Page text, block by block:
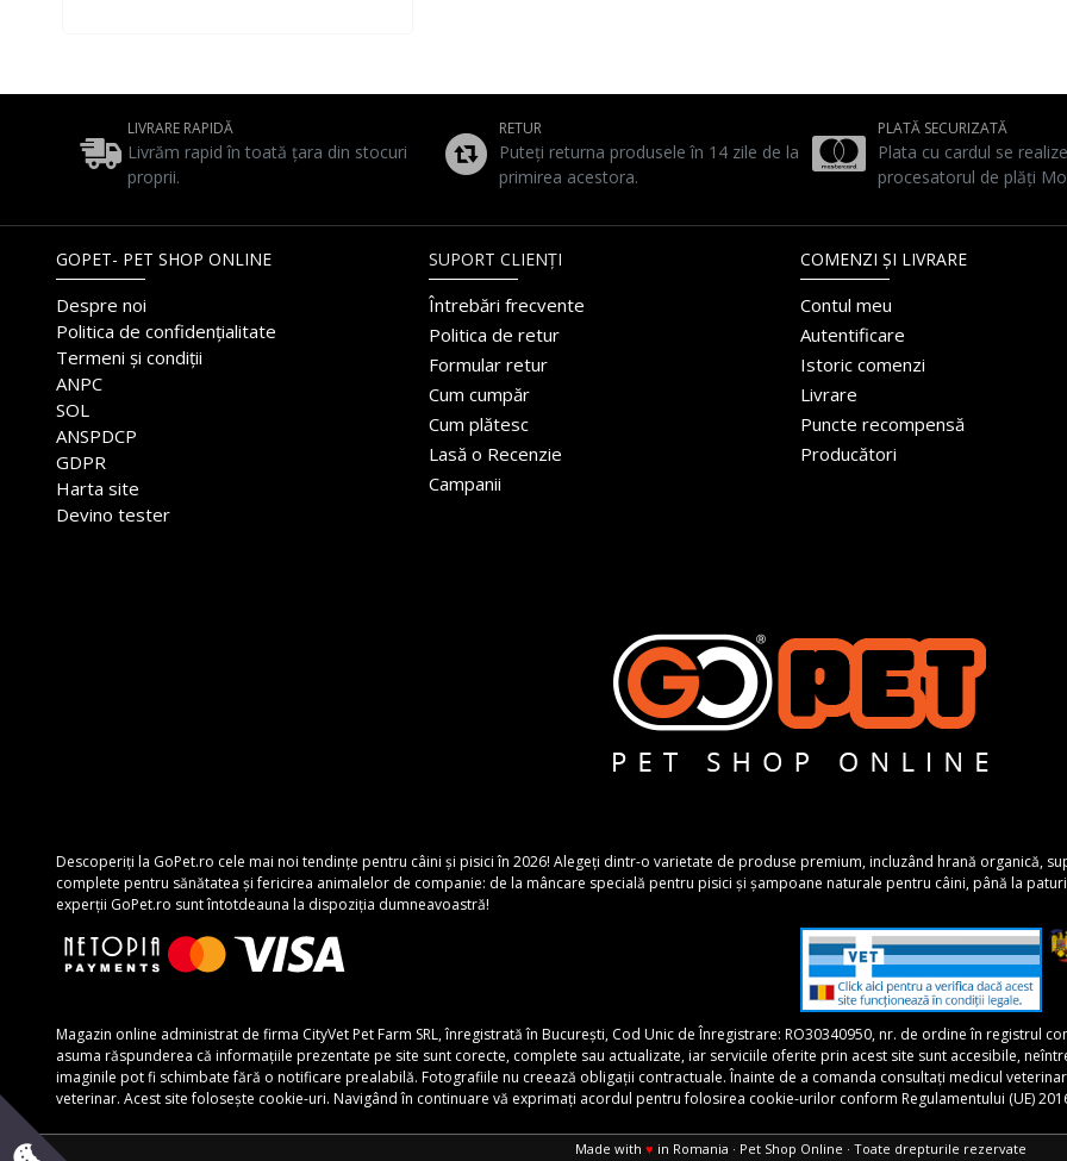
LIVRARE RAPIDĂ
Livrăm rapid în toată țara din stocuri
proprii.
RETUR
Puteți returna produsele în 14 zile de la
primirea acestora.
PLATĂ SECURIZATĂ
Plata cu cardul se
procesatorul de plăți
GOPET- PET SHOP ONLINE
Despre noi
Politica de confidențialitate
Termeni și condiții
ANPC
SOL
ANSPDCP
GDPR
Harta site
Devino tester
SUPORT CLIENȚI
Întrebări frecvente
Politica de retur
Formular retur
Cum cumpăr
Cum plătesc
Lasă o Recenzie
Campanii
COMENZI ȘI LIVRARE
Contul meu
Autentificare
Istoric comenzi
Livrare
Puncte recompensă
Producători
Descoperiți la GoPet.ro cele mai noi tendințe pentru câini și pisici în 2026! Alegeți dintr-o varietate de produse premium, incluzând hrană organică,
complete pentru sănătatea și fericirea animalelor de companie: de la mâncare specială pentru pisici și șampoane naturale pentru câini, până la
experții GoPet.ro sunt întotdeauna la dispoziția dumneavoastră!
Magazin online administrat de firma CityVet Pet Farm SRL, înregistrată în București, Cod Unic de Înregistrare: RO30340950, nr. de ordine în registrul
asuma răspunderea că informațiile prezentate pe site sunt corecte, complete sau actualizate, iar serviciile oferite prin acest site sunt accesibile,
imaginile pot fi schimbate fără o notificare prealabilă. Fotografiile nu creează obligații contractuale. Înainte de a comanda consultați medicul
veterinar. Acest site folosește cookie-uri. Navigând în continuare vă exprimați acordul pentru folosirea cookie-urilor conform Regulamentului (UE)
Made with ♥ in Romania · Pet Shop Online · Toate drepturile rezervate